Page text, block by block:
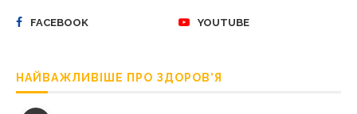
FACEBOOK YOUTUBE
НАЙВАЖЛИВІШЕ ПРО ЗДОРОВ’Я